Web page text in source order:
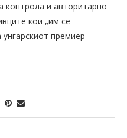
контрола и авторитарно
кои „им се
премиер